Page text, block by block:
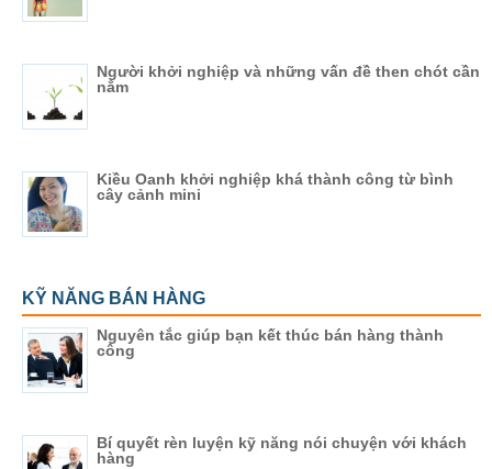
Người khởi nghiệp và những vấn đề then chót cần
nắm
Kiều Oanh khởi nghiệp khá thành công từ bình
cây cảnh mini
KỸ NĂNG BÁN HÀNG
Nguyên tắc giúp bạn kết thúc bán hàng thành
công
Bí quyết rèn luyện kỹ năng nói chuyện với khách
hàng